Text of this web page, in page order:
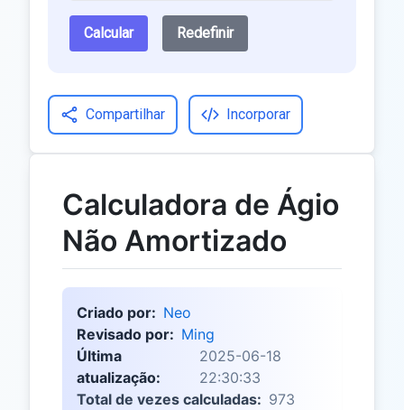
Calcular Redefinir
Compartilhar Incorporar
Calculadora de Ágio
Não Amortizado
Criado por: Neo
Revisado por: Ming
Última
atualização:
2025-06-18
22:30:33
Total de vezes calculadas: 973